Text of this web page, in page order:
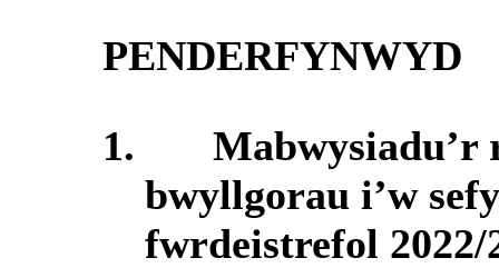
PENDERFYNWYD
1.
Mabwysiadu’r
bwyllgorau i’w
fwrdeistrefol